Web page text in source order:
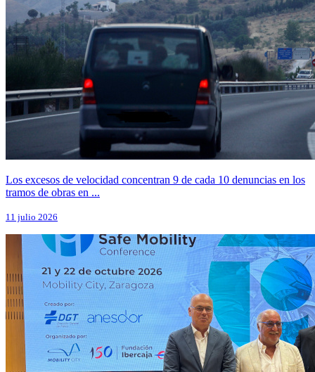
Los excesos de velocidad concentran 9 de cada 10 denuncias en los
tramos de obras en ...
11 julio 2026